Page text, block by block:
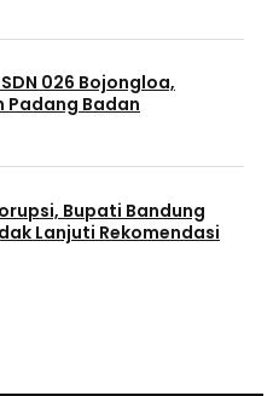
026 Bojongloa,
Padang Badan
Bupati Bandung
Lanjuti Rekomendasi